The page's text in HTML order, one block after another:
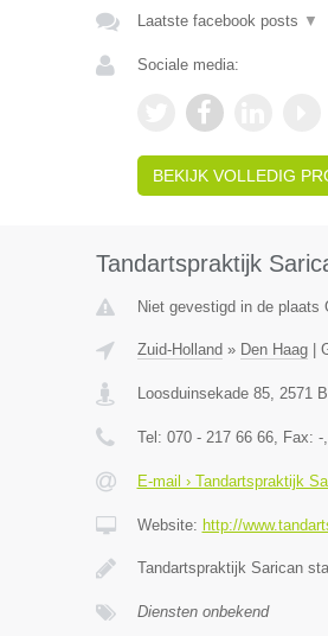
Laatste facebook posts ▼
Sociale media:
BEKIJK VOLLEDIG
Tandartspraktijk
Niet gevestigd in de plaats
Zuid-Holland » Den Haag|
Loosduinsekade 85, 2571
Tel: 070 - 217 66 66, Fax: -
E-mail › Tandartspraktijk
Website: http://
Tandartspraktijk Sarican
Diensten onbekend